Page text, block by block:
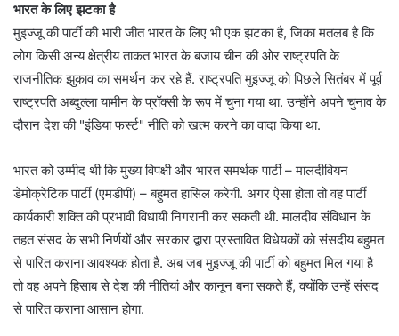
भारत के लिए झटका है
मुइज्जू की पार्टी की भारी जीत भारत के लिए भी एक झटका है, जिका मतलब है कि
लोग किसी अन्य क्षेत्रीय ताकत भारत के बजाय चीन की ओर राष्ट्रपति के
राजनीतिक झुकाव का समर्थन कर रहे हैं. राष्ट्रपति मुइज्जू को पिछले सितंबर में पूर्व
राष्ट्रपति अब्दुल्ला यामीन के प्रॉक्सी के रूप में चुना गया था. उन्होंने अपने चुनाव के
दौरान देश की "इंडिया फर्स्ट" नीति को खत्म करने का वादा किया था.
भारत को उम्मीद थी कि मुख्य विपक्षी और भारत समर्थक पार्टी – मालदीवियन
डेमोक्रेटिक पार्टी (एमडीपी) – बहुमत हासिल करेगी. अगर ऐसा होता तो वह पार्टी
कार्यकारी शक्ति की प्रभावी विधायी निगरानी कर सकती थी. मालदीव संविधान के
तहत संसद के सभी निर्णयों और सरकार द्वारा प्रस्‍तावित विधेयकों को संसदीय बहुमत
से पारित कराना आवश्‍यक होता है. अब जब मुइज्जू की पार्टी को बहुमत मिल गया है
तो वह अपने हिसाब से देश की नीतियां और कानून बना सकते हैं, क्योंकि उन्हें संसद
से पारित कराना आसान होगा.